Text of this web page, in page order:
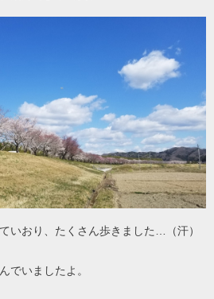
いおり、たくさん歩きました…（汗）
でいましたよ。